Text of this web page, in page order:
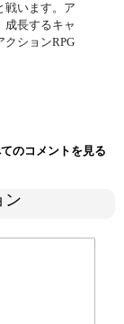
戦います。ア
成長するキャ
ションRPG
のコメントを見る
ン